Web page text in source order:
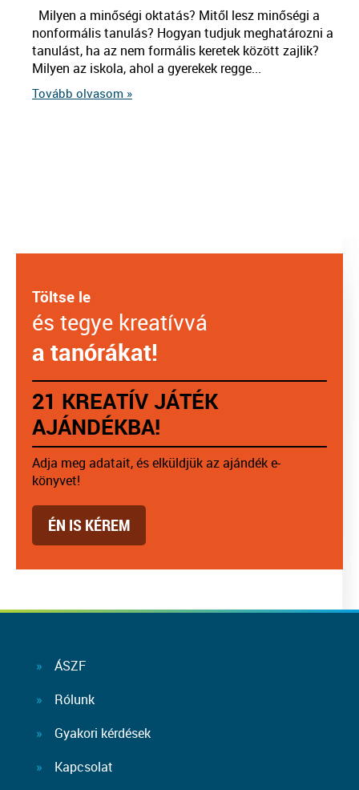
Milyen a minőségi oktatás? Mitől lesz minőségi a
nonformális tanulás? Hogyan tudjuk meghatározni a
tanulást, ha az nem formális keretek között zajlik?
Milyen az iskola, ahol a gyerekek regge...
Tovább olvasom »
Töltse le
és tegye kreatívvá
a tanórákat!
21 KREATÍV JÁTÉK
AJÁNDÉKBA!
Adja meg adatait, és elküldjük az ajándék e-
könyvet!
ÉN IS KÉREM
ÁSZF
Rólunk
Gyakori kérdések
Kapcsolat